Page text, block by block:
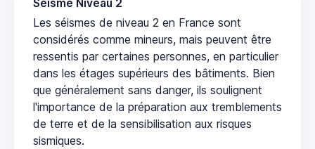
Seisme Niveau 2
Les séismes de niveau 2 en France sont
considérés comme mineurs, mais peuvent être
ressentis par certaines personnes, en particulier
dans les étages supérieurs des bâtiments. Bien
que généralement sans danger, ils soulignent
l'importance de la préparation aux tremblements
de terre et de la sensibilisation aux risques
sismiques.